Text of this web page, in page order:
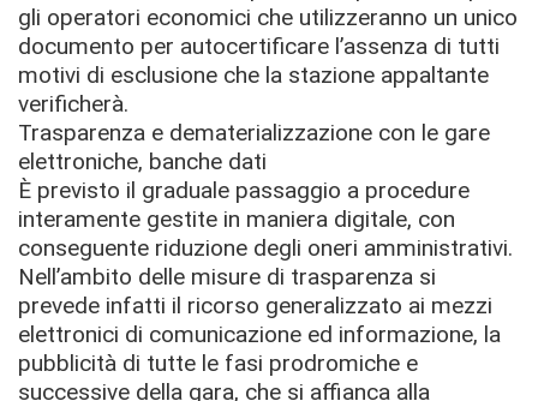
gli operatori economici che utilizzeranno un unico
documento per autocertificare l’assenza di tutti
motivi di esclusione che la stazione appaltante
verificherà.
Trasparenza e dematerializzazione con le gare
elettroniche, banche dati
È previsto il graduale passaggio a procedure
interamente gestite in maniera digitale, con
conseguente riduzione degli oneri amministrativi.
Nell’ambito delle misure di trasparenza si
prevede infatti il ricorso generalizzato ai mezzi
elettronici di comunicazione ed informazione, la
pubblicità di tutte le fasi prodromiche e
successive della gara, che si affianca alla